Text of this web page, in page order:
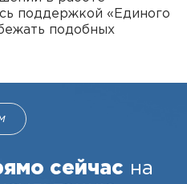
поддержкой «Единого
подобных
сейчас на